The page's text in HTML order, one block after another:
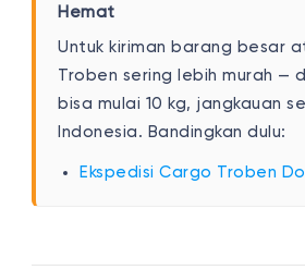
Hemat
Untuk kiriman barang besar
Troben sering lebih murah —
bisa mulai 10 kg, jangkauan
Indonesia. Bandingkan dulu:
Ekspedisi Cargo Troben